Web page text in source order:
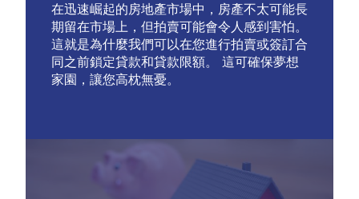
在迅速崛起的房地產市場中，房產不太可能長
期留在市場上，但拍賣可能會令人感到害怕。
這就是為什麼我們可以在您進行拍賣或簽訂合
同之前鎖定貸款和貸款限額。 這可確保夢想
家園，讓您高枕無憂。